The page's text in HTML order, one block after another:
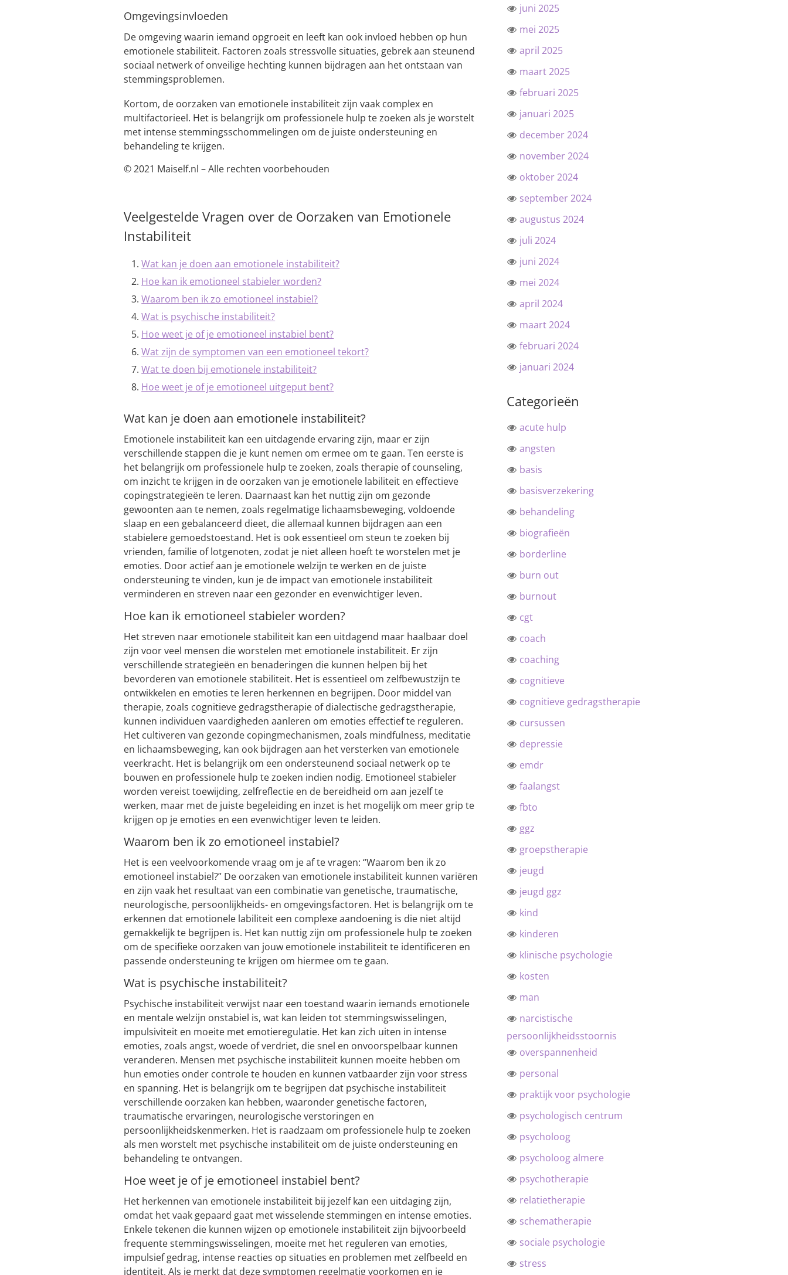
Omgevingsinvloeden
De omgeving waarin iemand opgroeit en leeft kan ook invloed hebben op hun
emotionele stabiliteit. Factoren zoals stressvolle situaties, gebrek aan steunend
sociaal netwerk of onveilige hechting kunnen bijdragen aan het ontstaan van
stemmingsproblemen.
Kortom, de oorzaken van emotionele instabiliteit zijn vaak complex en
multifactorieel. Het is belangrijk om professionele hulp te zoeken als je worstelt
met intense stemmingsschommelingen om de juiste ondersteuning en
behandeling te krijgen.
© 2021 Maiself.nl – Alle rechten voorbehouden
Veelgestelde Vragen over de Oorzaken van Emotionele
Instabiliteit
Wat kan je doen aan emotionele instabiliteit?
Hoe kan ik emotioneel stabieler worden?
Waarom ben ik zo emotioneel instabiel?
Wat is psychische instabiliteit?
Hoe weet je of je emotioneel instabiel bent?
Wat zijn de symptomen van een emotioneel tekort?
Wat te doen bij emotionele instabiliteit?
Hoe weet je of je emotioneel uitgeput bent?
Wat kan je doen aan emotionele instabiliteit?
Emotionele instabiliteit kan een uitdagende ervaring zijn, maar er zijn
verschillende stappen die je kunt nemen om ermee om te gaan. Ten eerste is
het belangrijk om professionele hulp te zoeken, zoals therapie of counseling,
om inzicht te krijgen in de oorzaken van je emotionele labiliteit en effectieve
copingstrategieën te leren. Daarnaast kan het nuttig zijn om gezonde
gewoonten aan te nemen, zoals regelmatige lichaamsbeweging, voldoende
slaap en een gebalanceerd dieet, die allemaal kunnen bijdragen aan een
stabielere gemoedstoestand. Het is ook essentieel om steun te zoeken bij
vrienden, familie of lotgenoten, zodat je niet alleen hoeft te worstelen met je
emoties. Door actief aan je emotionele welzijn te werken en de juiste
ondersteuning te vinden, kun je de impact van emotionele instabiliteit
verminderen en streven naar een gezonder en evenwichtiger leven.
Hoe kan ik emotioneel stabieler worden?
Het streven naar emotionele stabiliteit kan een uitdagend maar haalbaar doel
zijn voor veel mensen die worstelen met emotionele instabiliteit. Er zijn
verschillende strategieën en benaderingen die kunnen helpen bij het
bevorderen van emotionele stabiliteit. Het is essentieel om zelfbewustzijn te
ontwikkelen en emoties te leren herkennen en begrijpen. Door middel van
therapie, zoals cognitieve gedragstherapie of dialectische gedragstherapie,
kunnen individuen vaardigheden aanleren om emoties effectief te reguleren.
Het cultiveren van gezonde copingmechanismen, zoals mindfulness, meditatie
en lichaamsbeweging, kan ook bijdragen aan het versterken van emotionele
veerkracht. Het is belangrijk om een ondersteunend sociaal netwerk op te
bouwen en professionele hulp te zoeken indien nodig. Emotioneel stabieler
worden vereist toewijding, zelfreflectie en de bereidheid om aan jezelf te
werken, maar met de juiste begeleiding en inzet is het mogelijk om meer grip te
krijgen op je emoties en een evenwichtiger leven te leiden.
Waarom ben ik zo emotioneel instabiel?
Het is een veelvoorkomende vraag om je af te vragen: “Waarom ben ik zo
emotioneel instabiel?” De oorzaken van emotionele instabiliteit kunnen variëren
en zijn vaak het resultaat van een combinatie van genetische, traumatische,
neurologische, persoonlijkheids- en omgevingsfactoren. Het is belangrijk om te
erkennen dat emotionele labiliteit een complexe aandoening is die niet altijd
gemakkelijk te begrijpen is. Het kan nuttig zijn om professionele hulp te zoeken
om de specifieke oorzaken van jouw emotionele instabiliteit te identificeren en
passende ondersteuning te krijgen om hiermee om te gaan.
Wat is psychische instabiliteit?
Psychische instabiliteit verwijst naar een toestand waarin iemands emotionele
en mentale welzijn onstabiel is, wat kan leiden tot stemmingswisselingen,
impulsiviteit en moeite met emotieregulatie. Het kan zich uiten in intense
emoties, zoals angst, woede of verdriet, die snel en onvoorspelbaar kunnen
veranderen. Mensen met psychische instabiliteit kunnen moeite hebben om
hun emoties onder controle te houden en kunnen vatbaarder zijn voor stress
en spanning. Het is belangrijk om te begrijpen dat psychische instabiliteit
verschillende oorzaken kan hebben, waaronder genetische factoren,
traumatische ervaringen, neurologische verstoringen en
persoonlijkheidskenmerken. Het is raadzaam om professionele hulp te zoeken
als men worstelt met psychische instabiliteit om de juiste ondersteuning en
behandeling te ontvangen.
Hoe weet je of je emotioneel instabiel bent?
Het herkennen van emotionele instabiliteit bij jezelf kan een uitdaging zijn,
omdat het vaak gepaard gaat met wisselende stemmingen en intense emoties.
Enkele tekenen die kunnen wijzen op emotionele instabiliteit zijn bijvoorbeeld
frequente stemmingswisselingen, moeite met het reguleren van emoties,
impulsief gedrag, intense reacties op situaties en problemen met zelfbeeld en
identiteit. Als je merkt dat deze symptomen regelmatig voorkomen en je
juni 2025
mei 2025
april 2025
maart 2025
februari 2025
januari 2025
december 2024
november 2024
oktober 2024
september 2024
augustus 2024
juli 2024
juni 2024
mei 2024
april 2024
maart 2024
februari 2024
januari 2024
Categorieën
acute hulp
angsten
basis
basisverzekering
behandeling
biografieën
borderline
burn out
burnout
cgt
coach
coaching
cognitieve
cognitieve gedragstherapie
cursussen
depressie
emdr
faalangst
fbto
ggz
groepstherapie
jeugd
jeugd ggz
kind
kinderen
klinische psychologie
kosten
man
narcistische
persoonlijkheidsstoornis
overspannenheid
personal
praktijk voor psychologie
psychologisch centrum
psycholoog
psycholoog almere
psychotherapie
relatietherapie
schematherapie
sociale psychologie
stress